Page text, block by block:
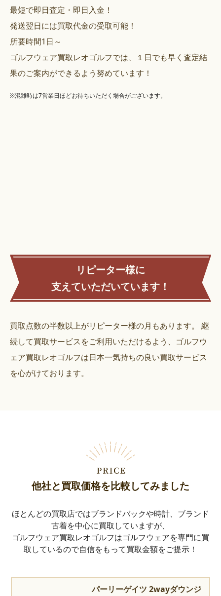
最短で即日査定・即日入金！
発送翌日には買取代金の受取可能！
所要時間1日～
ゴルフウェア買取レオゴルフでは、１日でも早く査定結
果のご案内ができるよう努めています！
※混雑時は7営業日ほどお待ちいただく場合がございます。
リピーター様に
支えていただいています！
買取点数の半数以上がリピーター様の月もあります。
継
続して買取サービスをご利用いただけるよう、ゴルフウ
ェア買取レオゴルフは日本一気持ちの良い買取サービス
を心がけております。
他社と買取価格を比較してみました
ほとんどの買取店ではブランドバックや時計、ブランド
古着を中心に買取していますが、
ゴルフウェア買取レオゴルフはゴルフウェアを専門に買
取しているので自信をもって買取金額をご提示！
パーリーゲイツ 2wayダウンジ